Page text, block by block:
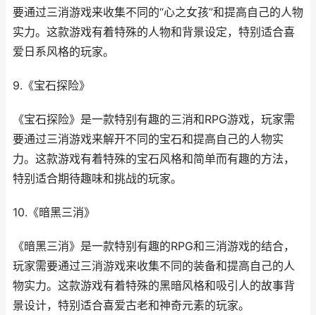
要通过三消游戏来收集不同的“心之女孩”和提高自己的人物
实力。这款游戏有着特殊的人物和背景设定，特别适合喜
爱日系风格的玩家。
9.《宝石探险》
《宝石探险》是一款特别有趣的三消和RPG游戏，玩家需
要通过三消游戏来解开不同的宝石和提高自己的人物实
力。这款游戏有着特殊的宝石风格和简单而有趣的方法，
特别适合期待趣味和挑战的玩家。
10.《暗黑三消》
《暗黑三消》是一款特别有趣的RPG和三消游戏的结合，
玩家需要通过三消游戏来收集不同的装备和提高自己的人
物实力。这款游戏有着特殊的黑暗风格和吸引人的故事背
景设计，特别适合喜爱古老和神奇元素的玩家。